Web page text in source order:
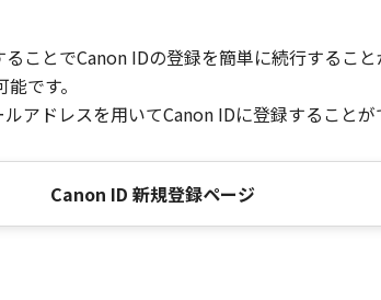
とでCanon IDの登録を簡単に続行すること
です。
ドレスを用いてCanon IDに登録することが
Canon ID 新規登録ページ